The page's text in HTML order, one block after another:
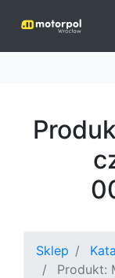
Sklep
Produkt: